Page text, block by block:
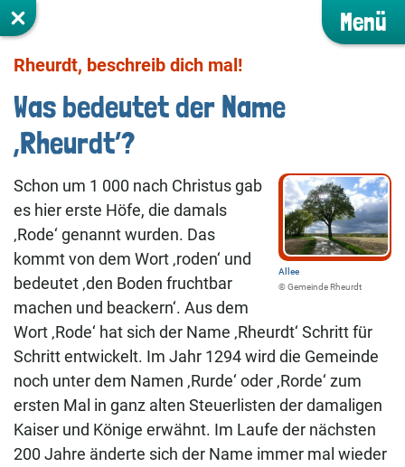
Menü
Rheurdt, beschreib dich mal!
Was bedeutet der Name
‚Rheurdt‘?
Allee
©️ Gemeinde Rheurdt
Schon um 1 000 nach Christus gab
es hier erste Höfe, die damals
‚Rode‘ genannt wurden. Das
kommt von dem Wort ‚roden‘ und
bedeutet ‚den Boden fruchtbar
machen und beackern‘. Aus dem
Wort ‚Rode‘ hat sich der Name ‚Rheurdt‘ Schritt für
Schritt entwickelt. Im Jahr 1294 wird die Gemeinde
noch unter dem Namen ‚Rurde‘ oder ‚Rorde‘ zum
ersten Mal in ganz alten Steuerlisten der damaligen
Kaiser und Könige erwähnt. Im Laufe der nächsten
200 Jahre änderte sich der Name immer mal wieder